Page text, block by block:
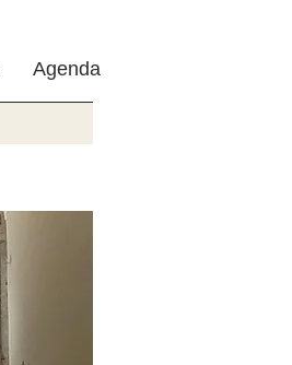
Agenda